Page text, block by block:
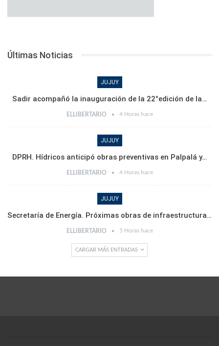
Últimas Noticias
JUJUY
Sadir acompañó la inauguración de la 22°edición de la…
ELLIBERTARIO 4 Horas hace
JUJUY
DPRH. Hídricos anticipó obras preventivas en Palpalá y…
ELLIBERTARIO 4 Horas hace
JUJUY
Secretaría de Energía. Próximas obras de infraestructura…
ELLIBERTARIO 5 Horas hace
CARGAR MÁS ENTRADAS